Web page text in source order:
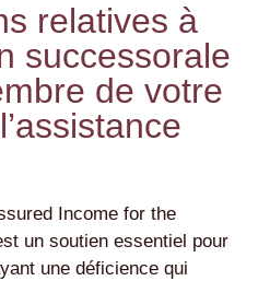
relatives à
successorale
de votre
Income for the
un soutien essentiel pour
une déficience qui